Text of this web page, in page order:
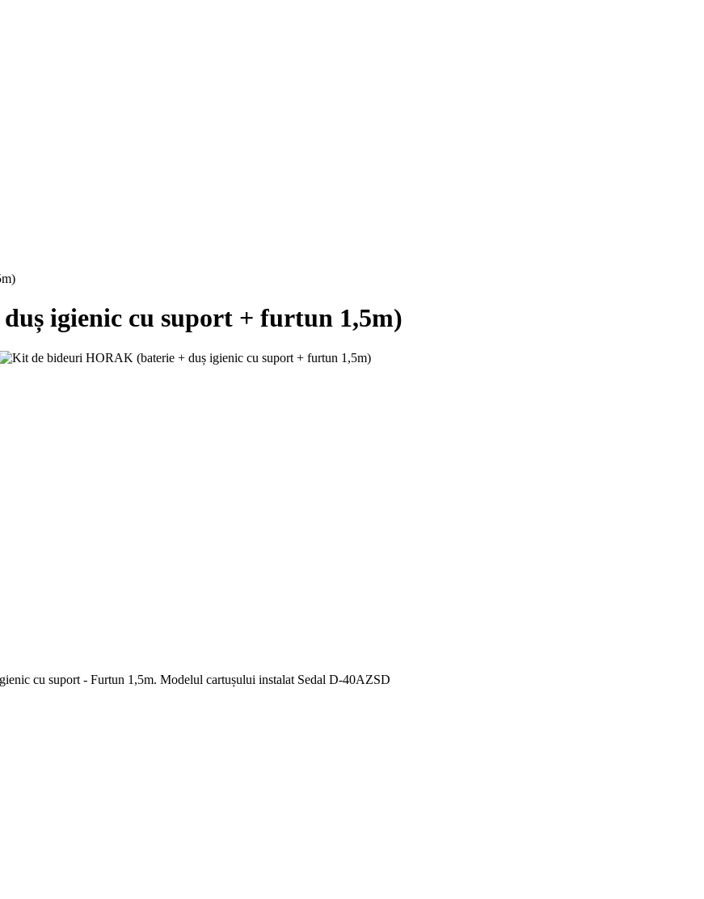
igienic cu suport + furtun 1,5m)
cu suport - Furtun 1,5m. Modelul cartușului instalat Sedal D-40AZSD